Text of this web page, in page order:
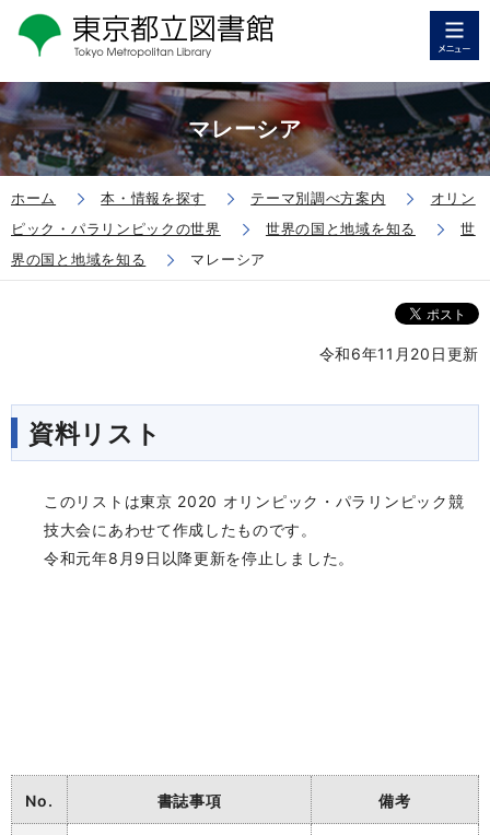
マレーシア
ホーム 本・情報を探す テーマ別調べ方案内
オリン
ピック・パラリンピックの世界
世界の国と地域を知る
世
界の国と地域を知る
マレーシア
令和6年11月20日更新
資料リスト
このリストは東京 2020 オリンピック・パラリンピック競
技大会にあわせて作成したものです。
令和元年8月9日以降更新を停止しました。
No. 書誌事項 備考